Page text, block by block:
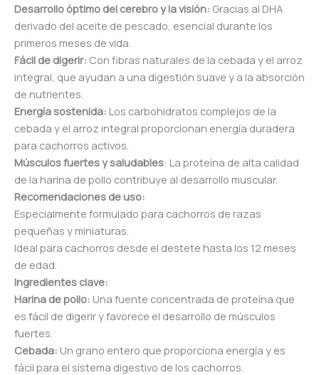
Desarrollo óptimo del cerebro y la visión: Gracias al DHA
derivado del aceite de pescado, esencial durante los
primeros meses de vida.
Fácil de digerir: Con fibras naturales de la cebada y el arroz
integral, que ayudan a una digestión suave y a la absorción
de nutrientes.
Energía sostenida: Los carbohidratos complejos de la
cebada y el arroz integral proporcionan energía duradera
para cachorros activos.
Músculos fuertes y saludables: La proteína de alta calidad
de la harina de pollo contribuye al desarrollo muscular.
Recomendaciones de uso:
Especialmente formulado para cachorros de razas
pequeñas y miniaturas.
Ideal para cachorros desde el destete hasta los 12 meses
de edad.
Ingredientes clave:
Harina de pollo: Una fuente concentrada de proteína que
es fácil de digerir y favorece el desarrollo de músculos
fuertes.
Cebada: Un grano entero que proporciona energía y es
fácil para el sistema digestivo de los cachorros.